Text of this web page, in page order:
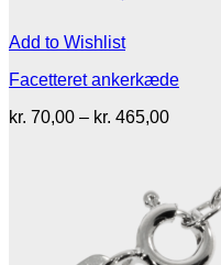
Add to Wishlist
Facetteret ankerkæde
kr. 70,00 – kr. 465,00
kr.